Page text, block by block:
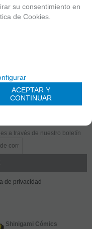
Recomendar
a través de nuestro boletín
de privacidad
Shinigami Cómics
su consentimiento en
de Cookies.
ACEPTAR Y
CONTINUAR